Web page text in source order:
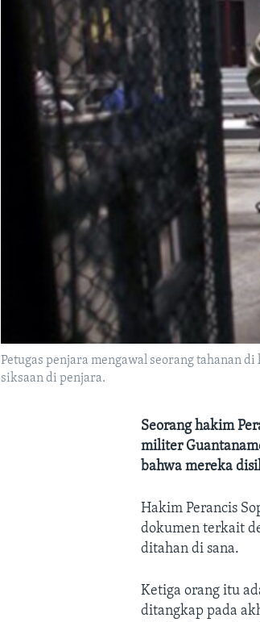
Petugas penjara mengawal seorang tahanan
siksaan di penjara.
Seorang hakim
militer
bahwa mereka
Hakim Perancis
dokumen terkait
ditahan di sana.
Ketiga orang itu
ditangkap pada